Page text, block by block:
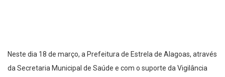
Neste dia 18 de março, a Prefeitura de Estrela de Alagoas, através
da Secretaria Municipal de Saúde e com o suporte da Vigilância